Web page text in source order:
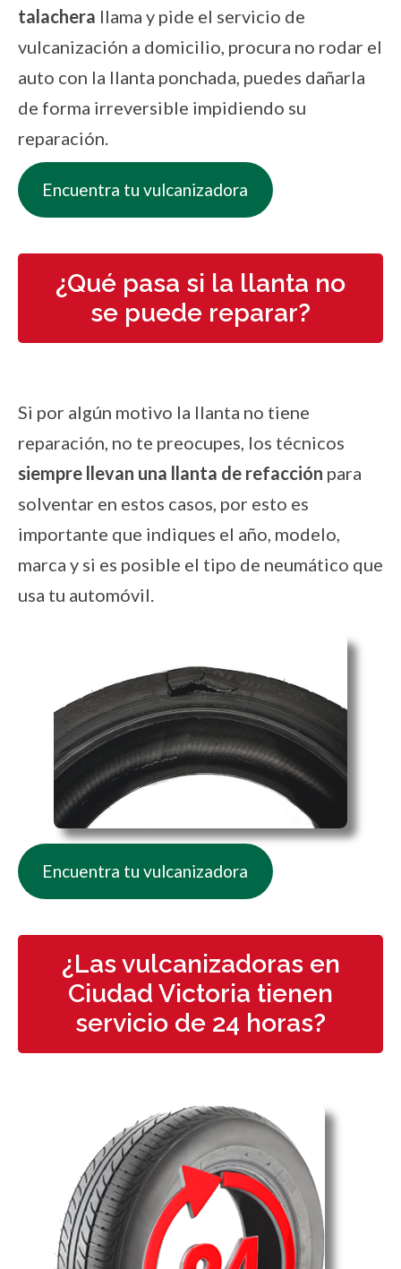
talachera llama y pide el servicio de
vulcanización a domicilio, procura no rodar el
auto con la llanta ponchada, puedes dañarla
de forma irreversible impidiendo su
reparación.
Encuentra tu vulcanizadora
¿Qué pasa si la llanta no
se puede reparar?
Si por algún motivo la llanta no tiene
reparación, no te preocupes, los técnicos
siempre llevan una llanta de refacción para
solventar en estos casos, por esto es
importante que indiques el año, modelo,
marca y si es posible el tipo de neumático que
usa tu automóvil.
Encuentra tu vulcanizadora
¿Las vulcanizadoras en
Ciudad Victoria tienen
servicio de 24 horas?